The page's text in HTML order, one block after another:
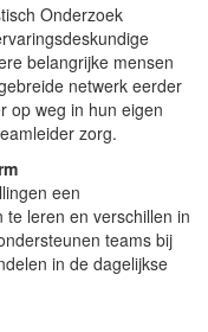
Onderzoek
belangrijke mensen
netwerk eerder
op weg in hun eigen
zorg.
een
leren en verschillen in
teams bij
in de dagelijkse